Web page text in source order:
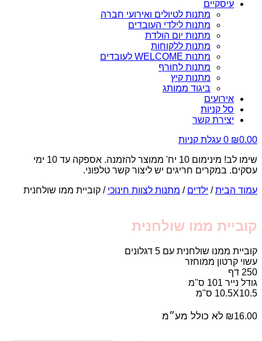
עיסקיים
מתנות לטיולים ואירועי חברה
מתנות לילדי העובדים
מתנות יום הולדת
מתנות ללקוחות
מתנות WELCOME לעובדים
מתנות לחורף
מתנות קיץ
ביגוד ממותג
אירועים
סל קניות
יצירת קשר
₪0.00
0 עגלת קניות
שימו לב! מינימום 10 יח' ממוצר להזמנה. אספקה עד 10 ימי
עסקים. במקרים חריגים יש ליצור קשר טלפוני.
עמוד הבית/ ילדים / מתנות לצוות חינוכי / קוביית ממו שולחנית
קוביית ממו שולחנית
קוביית ממנו שולחנית עם 5 דגלונים
עשוי קרטון ממוחזר
250 דף
גודל נייר 101 ס"מ
10.5X10.5 ס"מ
₪16.00 לא כולל מע״מ